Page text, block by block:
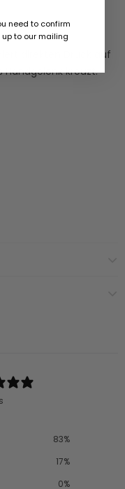
direkten Druck auf
Handgelenk kreuzt.
83%
17%
0%
need to confirm
to our mailing